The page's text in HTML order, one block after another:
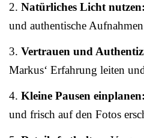
2. Natürliches Licht nutzen:
und authentische
3. Vertrauen und
Markus‘ Erfahrung leiten
4. Kleine Pausen einplanen:
und frisch auf den Fotos